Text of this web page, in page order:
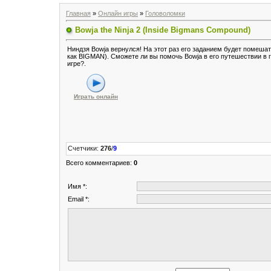
Главная » Онлайн игры » Головоломки
Bowja the Ninja 2 (Inside Bigmans Compound)
Ниндзя Bowja вернулся! На этот раз его заданием будет
как BIGMAN). Сможете ли вы помочь Bowja в его путешествии в
игре?.
Играть онлайн
Счетчики: 276/9
Всего комментариев: 0
Имя *:
Email *: